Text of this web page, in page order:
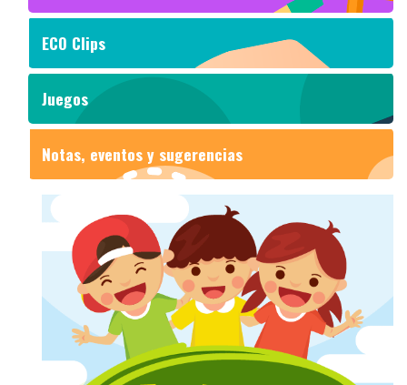
ECO Clips
Juegos
Notas, eventos y sugerencias